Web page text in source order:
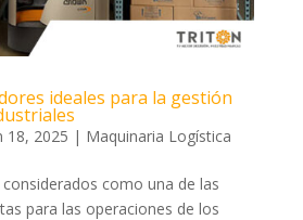
ideales para la gestión
18, 2025 | Maquinaria Logística
como una de las
para las operaciones de los